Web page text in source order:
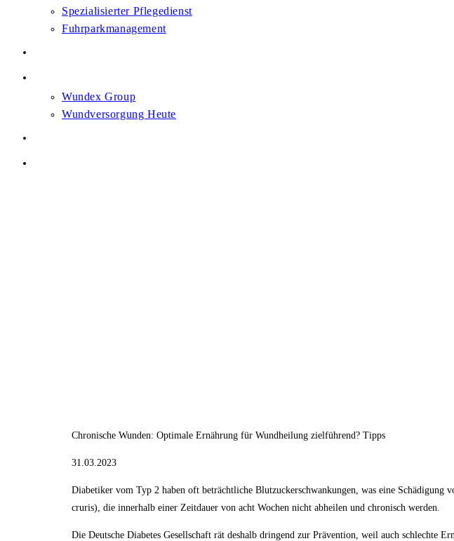
Spezialisierter Pflegedienst
Fuhrparkmanagement
Wundex Group
Wundversorgung Heute
Chronische Wunden: Optimale Ernährung für Wundheilung zielführend? Tipps
31.03.2023
Diabetiker vom Typ 2 haben oft beträchtliche Blutzuckerschwankungen, was eine
cruris), die innerhalb einer Zeitdauer von acht Wochen nicht abheilen und chronisch werden.
Die Deutsche Diabetes Gesellschaft rät deshalb dringend zur Prävention, weil auch schlechte